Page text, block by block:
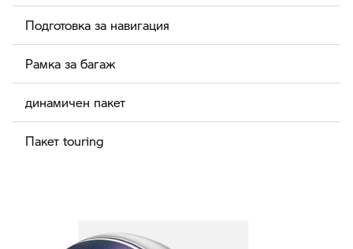
Подготовка за навигация
Рамка за багаж
динамичен пакет
Пакет touring